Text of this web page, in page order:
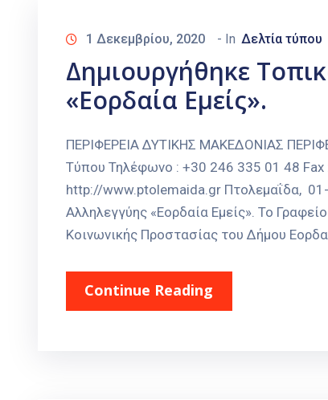
1 Δεκεμβρίου, 2020 - In Δελτία τύπου
Δημιουργήθηκε
«Εορδαία Εμείς».
ΠΕΡΙΦΕΡΕΙΑ ΔΥΤΙΚΗΣ ΜΑΚΕΔΟΝΙΑΣ
Τύπου Τηλέφωνο : +30 246 335 01 48
http://www.ptolemaida.gr Πτολεμαΐδα,
Αλληλεγγύης «Εορδαία Εμείς». Το
Κοινωνικής Προστασίας του Δήμου
Continue Reading